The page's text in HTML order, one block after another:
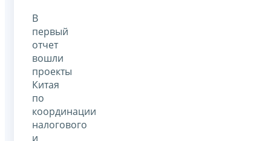
В
первый
отчет
вошли
проекты
Китая
по
координации
налогового
и